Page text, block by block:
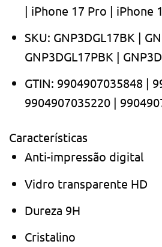
| iPhone 17 Pro | iPhone
SKU: GNP3DGL17BK |
GNP3DGL17PBK |
GTIN: 9904907035848 |
9904907035220 |
Características
Anti-impressão digital
Vidro transparente HD
Dureza 9H
Cristalino